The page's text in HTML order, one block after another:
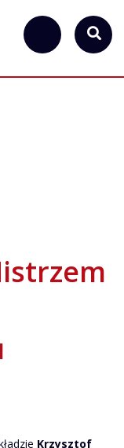
Krzysztof